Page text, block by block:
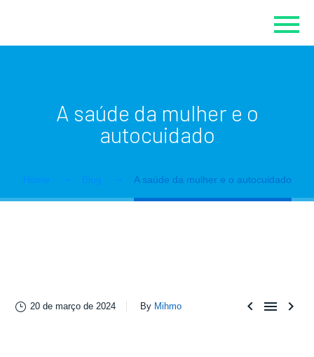
A saúde da mulher e o
autocuidado
Home Blog A saúde da mulher e o autocuidado
  
20 de março de 2024 By Mihmo